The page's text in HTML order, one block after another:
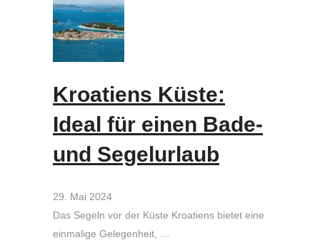
Kroatiens Küste:
Ideal für einen Bade-
und Segelurlaub
29. Mai 2024
Das Segeln vor der Küste Kroatiens bietet eine
einmalige Gelegenheit, …